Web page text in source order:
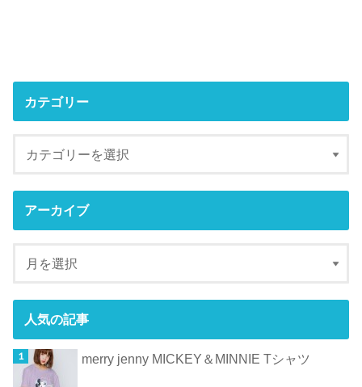
カテゴリー
アーカイブ
人気の記事
merry jenny MICKEY＆MINNIE Tシャツ